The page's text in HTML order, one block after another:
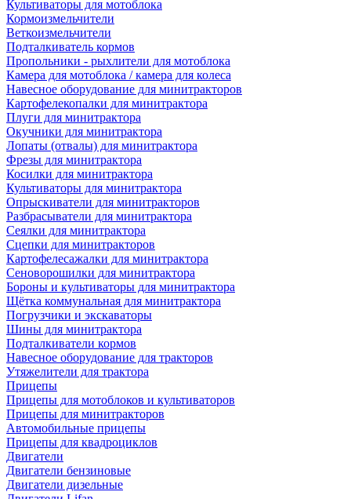
Культиваторы для мотоблока
Кормоизмельчители
Веткоизмельчители
Подталкиватель кормов
Пропольники - рыхлители для мотоблока
Камера для мотоблока / камера для колеса
Навесное оборудование для минитракторов
Картофелекопалки для минитрактора
Плуги для минитрактора
Окучники для минитрактора
Лопаты (отвалы) для минитрактора
Фрезы для минитрактора
Косилки для минитрактора
Культиваторы для минитрактора
Опрыскиватели для минитракторов
Разбрасыватели для минитрактора
Сеялки для минитрактора
Сцепки для минитракторов
Картофелесажалки для минитрактора
Сеноворошилки для минитрактора
Бороны и культиваторы для минитрактора
Щётка коммунальная для минитрактора
Погрузчики и экскаваторы
Шины для минитрактора
Подталкиватели кормов
Навесное оборудование для тракторов
Утяжелители для трактора
Прицепы
Прицепы для мотоблоков и культиваторов
Прицепы для минитракторов
Автомобильные прицепы
Прицепы для квадроциклов
Двигатели
Двигатели бензиновые
Двигатели дизельные